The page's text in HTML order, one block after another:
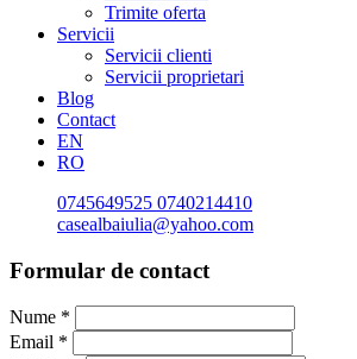
Trimite oferta
Servicii
Servicii clienti
Servicii proprietari
Blog
Contact
EN
RO
0745649525 0740214410
casealbaiulia@yahoo.com
Formular de contact
Nume *
Email *